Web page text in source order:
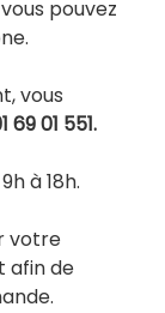
pouvez
vous
69 01 551.
à 18h.
votre
afin de